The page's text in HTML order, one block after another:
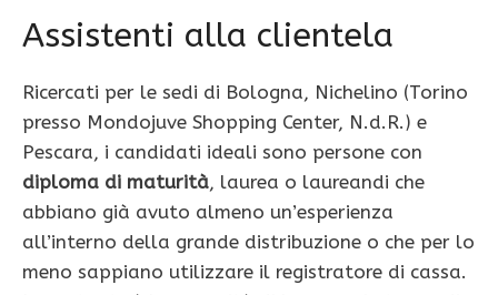
Assistenti alla clientela
Ricercati per le sedi di Bologna, Nichelino (Torino
presso Mondojuve Shopping Center, N.d.R.) e
Pescara, i candidati ideali sono persone con
diploma di maturità, laurea o laureandi che
abbiano già avuto almeno un’esperienza
all’interno della grande distribuzione o che per lo
meno sappiano utilizzare il registratore di cassa.